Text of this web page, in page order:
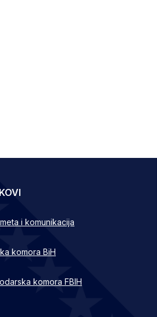
i komunikacija
komora BiH
komora FBIH